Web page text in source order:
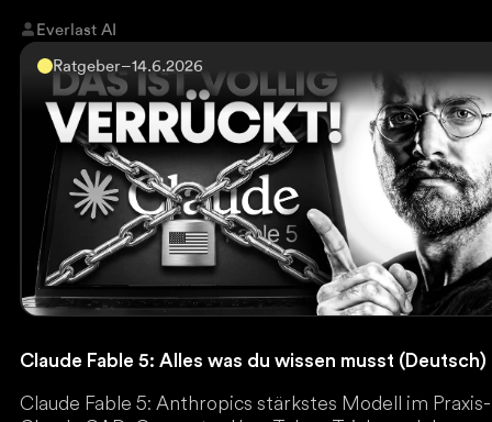
Everlast AI
Ratgeber–14.6.2026
Claude Fable 5: Alles was du wissen musst (Deutsch)
Claude Fable 5: Anthropics stärkstes Modell im Praxis-